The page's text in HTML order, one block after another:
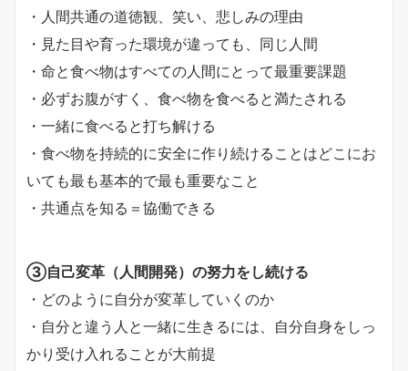
・人間共通の道徳観、笑い、悲しみの理由
・見た目や育った環境が違っても、同じ人間
・命と食べ物はすべての人間にとって最重要課題
・必ずお腹がすく、食べ物を食べると満たされる
・一緒に食べると打ち解ける
・食べ物を持続的に安全に作り続けることはどこにお
いても最も基本的で最も重要なこと
・共通点を知る＝協働できる
③自己変革（人間開発）の努力をし続ける
・どのように自分が変革していくのか
・自分と違う人と一緒に生きるには、自分自身をしっ
かり受け入れることが大前提